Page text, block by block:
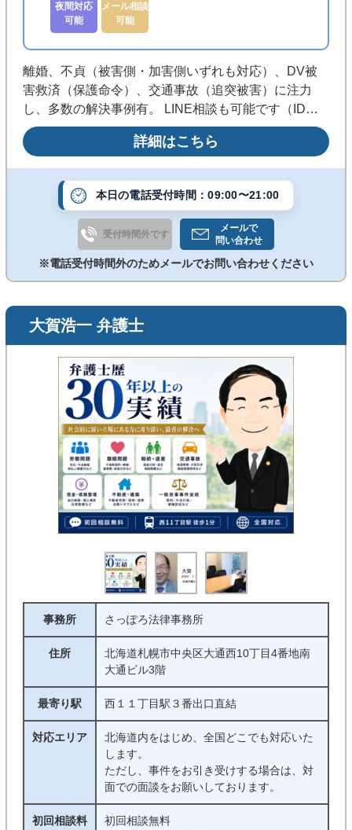
夜間対応
可能
メール相談
可能
離婚、不貞（被害側・加害側いずれも対応）、DV被
害救済（保護命令）、交通事故（追突被害）に注力
し、多数の解決事例有。 LINE相談も可能です（ID：
matsulaw1022） 上記分野の初回相談は無料になりま
す。お気軽にご相談くださいませ。 示談交渉、調停、
保護命令申立、訴訟全てに対応致します。
詳細はこちら
本日の電話受付時間：09:00〜21:00
受付時間外です
メールで
問い合わせ
※電話受付時間外のためメールでお問い合わせください
大賀浩一 弁護士
事務所 さっぽろ法律事務所
住所
北海道札幌市中央区大通西10丁目4番地南
大通ビル3階
最寄り駅 西１１丁目駅３番出口直結
対応エリア
北海道内をはじめ、全国どこでも対応いた
します。
ただし、事件をお引き受けする場合は、対
面での面談をお願いしております。
初回相談料
初回相談無料